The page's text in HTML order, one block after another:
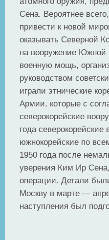
Сена. Вероятнее
привести к новой
оказывать Северной
на вооружение Южной
военную мощь,
руководством
играли этнические
Армии, которые с
северокорейские
года
южнокорейские по
1950 года после
уверения Ким Ир
операции. Детали
Москву в марте —
наступления был